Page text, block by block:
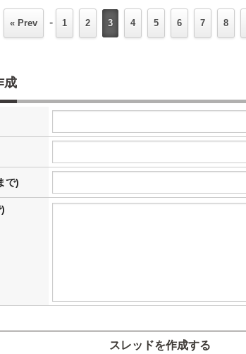
« Prev - 1 2 3 4 5 6 7 8
成
で)